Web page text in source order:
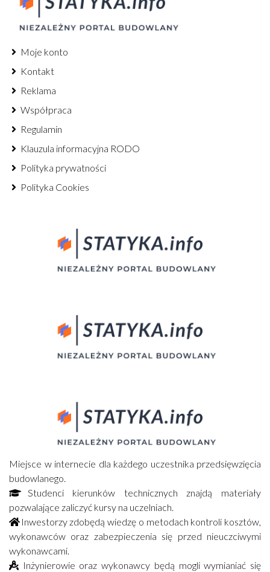
Moje konto
Kontakt
Reklama
Współpraca
Regulamin
Klauzula informacyjna RODO
Polityka prywatności
Polityka Cookies
Miejsce w internecie dla każdego uczestnika przedsięwzięcia
budowlanego.
Studenci kierunków technicznych znajdą materiały
pozwalające zaliczyć kursy na uczelniach.
Inwestorzy zdobędą wiedzę o metodach kontroli kosztów,
wykonawców oraz zabezpieczenia się przed nieuczciwymi
wykonawcami.
Inżynierowie oraz wykonawcy będą mogli wymianiać się